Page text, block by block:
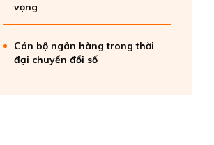
vọng
Cán bộ ngân hàng trong thời
đại chuyển đổi số